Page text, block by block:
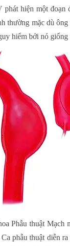
phát hiện một đoạn
thường mặc dù
hiểm bởi nó giống
Phẫu thuật Mạch
phẫu thuật diễn